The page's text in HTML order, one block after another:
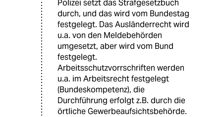
Polizei setzt das Strafgesetzbuch
durch, und das wird vom Bundestag
festgelegt. Das Ausländerrecht wird
u.a. von den Meldebehörden
umgesetzt, aber wird vom Bund
festgelegt.
Arbeitsschutzvorrschriften werden
u.a. im Arbeitsrecht festgelegt
(Bundeskompetenz), die
Durchführung erfolgt z.B. durch die
örtliche Gewerbeaufsichtsbehörde.